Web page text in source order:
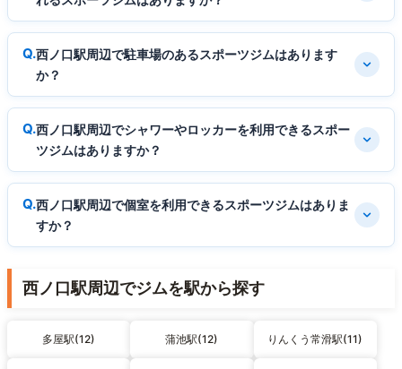
西ノ口駅周辺で駐車場のあるスポーツジムはあります
か？
西ノ口駅周辺でシャワーやロッカーを利用できるスポー
ツジムはありますか？
西ノ口駅周辺で個室を利用できるスポーツジムはありま
すか？
西ノ口駅周辺でジムを駅から探す
多屋駅(12) 蒲池駅(12) りんくう常滑駅(11)